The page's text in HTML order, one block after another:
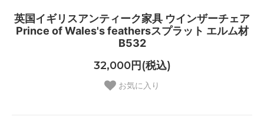
英国イギリスアンティーク家具 ウインザーチェア
Prince of Wales's feathersスプラット エルム材
B532
32,000円(税込)
お気に入り